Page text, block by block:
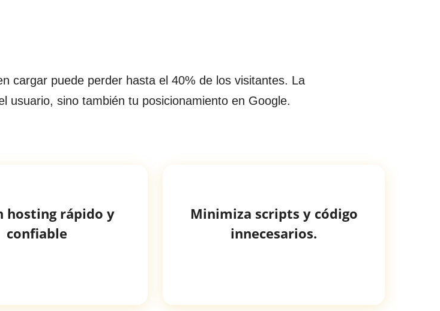
cargar puede perder hasta el 40% de los visitantes. La
usuario, sino también tu posicionamiento en Google.
hosting rápido y
confiable
Minimiza scripts y código
innecesarios.